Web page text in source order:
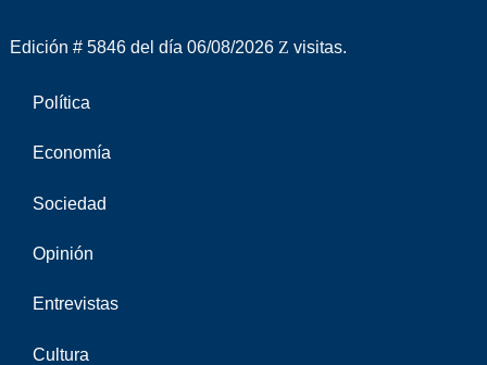
Edición # 5846 del día 06/08/2026 visitas.
Política
Economía
Sociedad
Opinión
Entrevistas
Cultura